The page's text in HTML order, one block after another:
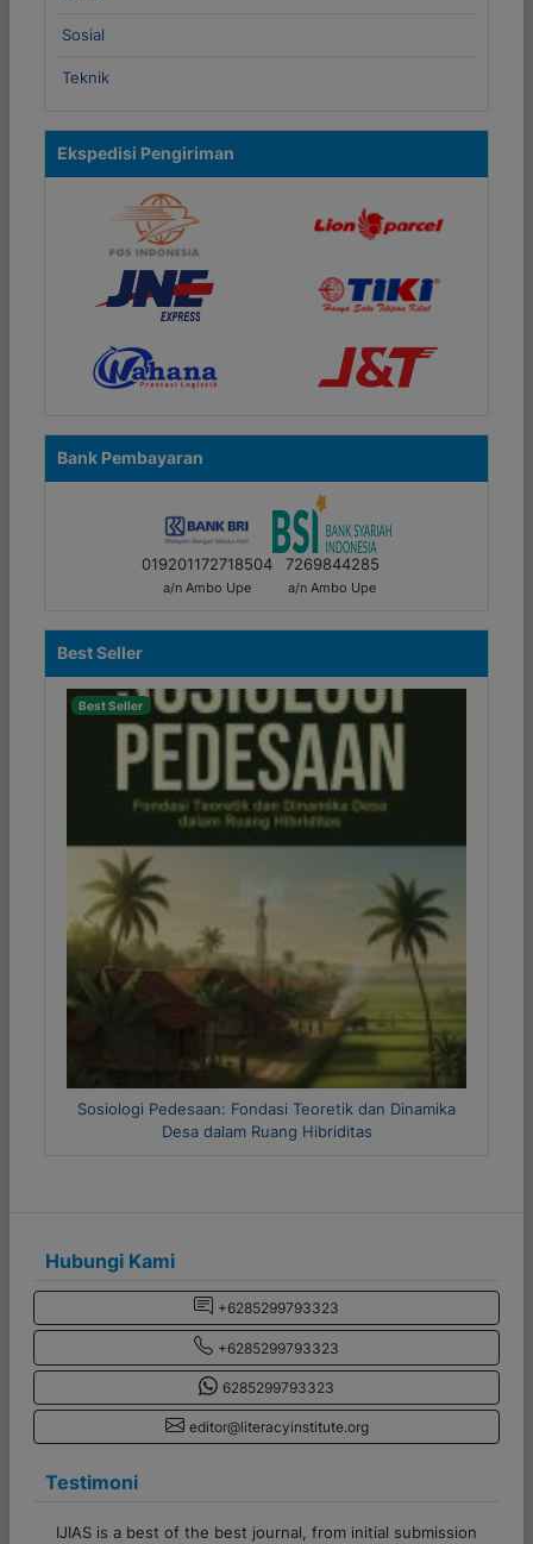
Sosial
Teknik
Ekspedisi Pengiriman
Bank Pembayaran
019201172718504
a/n Ambo Upe
7269844285
a/n Ambo Upe
Best Seller
Best Seller
Metode Riset Kuantitatif dan Kualitatif
Previous Next
Hubungi Kami
+6285299793323
+6285299793323
6285299793323
editor@literacyinstitute.org
Testimoni
Terima kasih banyak untuk admin CV Literasi Indonesia!